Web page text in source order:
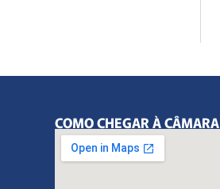
COMO CHEGAR À CÂMARA